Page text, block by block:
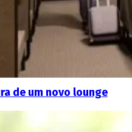
de um novo lounge